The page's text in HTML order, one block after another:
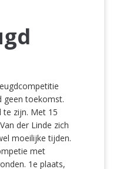
geen toekomst.
te zijn. Met 15
der Linde zich
moeilijke tijden.
met
1e plaats,